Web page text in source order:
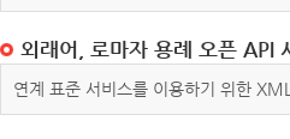
외래어, 로마자 용례 오픈 API
연계 표준 서비스를 이용하기 위한